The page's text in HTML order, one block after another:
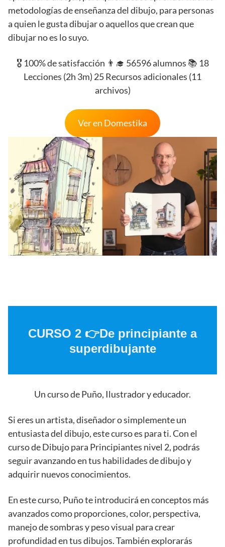
metodologías de enseñanza del dibujo, para personas
a quien le gusta dibujar o aquellos que crean que
dibujar no es lo suyo.
🎖️ 100% de satisfacción 👨‍🎓 56596 alumnos 📚 18
Lecciones (2h 3m) 25 Recursos adicionales (11
archivos)
Ver en Domestika
CURSO 2 👉De principiante a
superdibujante
Un curso de Puño, Ilustrador y educador.
Si eres un artista, diseñador o simplemente un
entusiasta del dibujo, este curso es para ti. Con el
curso de Dibujo para Principiantes nivel 2, podrás
seguir avanzando en tus habilidades de dibujo y
adquirir nuevos conocimientos.
En este curso, Puño te introducirá en conceptos más
avanzados como proporciones, color, perspectiva,
manejo de sombras y peso visual para crear
profundidad en tus dibujos. También explorarás